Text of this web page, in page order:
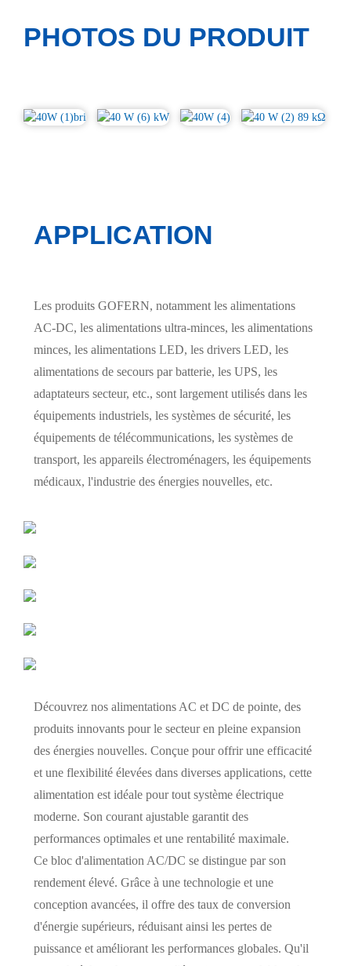
PHOTOS DU PRODUIT
APPLICATION
Les produits GOFERN, notamment les alimentations
AC-DC, les alimentations ultra-minces, les alimentations
minces, les alimentations LED, les drivers LED, les
alimentations de secours par batterie, les UPS, les
adaptateurs secteur, etc., sont largement utilisés dans les
équipements industriels, les systèmes de sécurité, les
équipements de télécommunications, les systèmes de
transport, les appareils électroménagers, les équipements
médicaux, l'industrie des énergies nouvelles, etc.
Découvrez nos alimentations AC et DC de pointe, des
produits innovants pour le secteur en pleine expansion
des énergies nouvelles. Conçue pour offrir une efficacité
et une flexibilité élevées dans diverses applications, cette
alimentation est idéale pour tout système électrique
moderne. Son courant ajustable garantit des
performances optimales et une rentabilité maximale.
Ce bloc d'alimentation AC/DC se distingue par son
rendement élevé. Grâce à une technologie et une
conception avancées, il offre des taux de conversion
d'énergie supérieurs, réduisant ainsi les pertes de
puissance et améliorant les performances globales. Qu'il